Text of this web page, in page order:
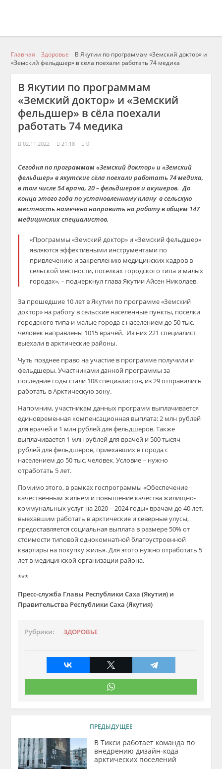
Главная Здоровье
В Якутии по программам «Земский доктор» и
«Земский фельдшер» в сёла поехали работать 74 медика
В Якутии по программам
«Земский доктор» и «Земский
фельдшер» в сёла поехали
работать 74 медика
02.11.2022 21:18 0
Сегодня по программам «Земский доктор» и «Земский
фельдшер» в якутские сёла поехали работать 74 медика,
в том числе 54 врача, 20 – фельдшеров и акушеров. До
конца этого года по установленному плану в сельскую
местность намечено направить на работу в общем 147
медицинских специалистов.
«Программы «Земский доктор» и «Земский фельдшер»
являются эффективными инструментами по
привлечению и закреплению медицинских кадров в
сельской местности, поселках городского типа и малых
городах», – подчеркнул глава Якутии Айсен Николаев.
За прошедшие 10 лет в Якутии по программе «Земский
доктор» на работу в сельские населенные пункты, поселки
городского типа и малые города с населением до 50 тыс.
человек направлены 1015 врачей. Из них 221 специалист
выехали в арктические районы.
Чуть позднее право на участие в программе получили и
фельдшеры. Участниками данной программы за
последние годы стали 108 специалистов, из 29 отправились
работать в Арктическую зону.
Напомним, участникам данных программ выплачивается
единовременная компенсационная выплата: 2 млн рублей
для врачей и 1 млн рублей для фельдшеров. Также
выплачивается 1 млн рублей для врачей и 500 тысяч
рублей для фельдшеров, приехавших в города с
населением до 50 тыс. человек. Условие– нужно
отработать 5 лет.
Помимо этого, в рамках госпрограммы «Обеспечение
качественным жильем и повышение качества жилищно-
коммунальных услуг на 2020 – 2024 годы» врачам до 40 лет,
выехавшим работать в арктические и северные улусы,
предоставляется социальная выплата в размере 50% от
стоимости типовой однокомнатной благоустроенной
квартиры на покупку жилья. Для этого нужно отработать 5
лет в медицинской организации района.
***
Пресс-служба Главы Республики Саха (Якутия) и
Правительства Республики Саха (Якутия)
Рубрики: ЗДОРОВЬЕ
ПРЕДЫДУЩЕЕ
В Тикси работает команда по
внедрению дизайн-кода
арктических поселений